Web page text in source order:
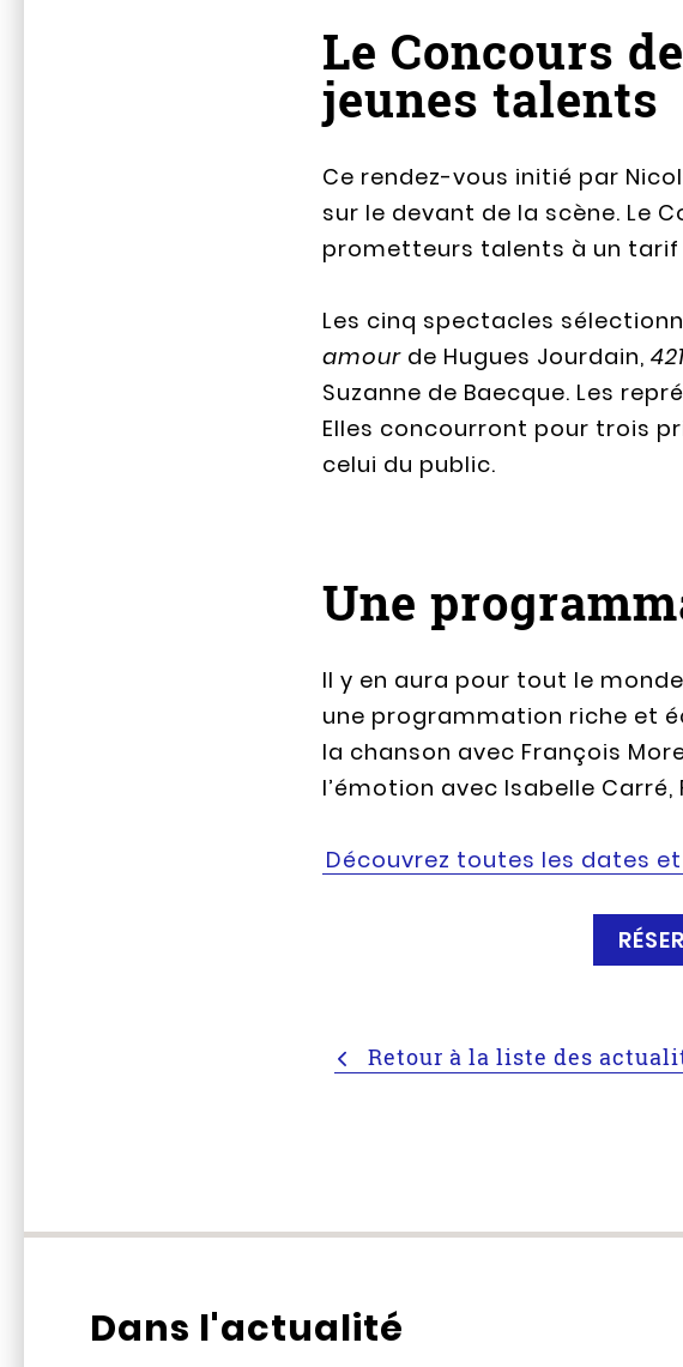
Le Concours
jeunes talents
Ce rendez-vous initié par
sur le devant de la scène. Le
prometteurs talents à un tarif
Les cinq spectacles
amourde Hugues Jourdain,
Suzanne de Baecque. Les
Elles concourront pour trois
celui du public.
Une
Il y en aura pour tout le
une programmation riche et
la chanson avec François
l’émotion avec Isabelle Carré,
Découvrez toutes les dates
Retour à la liste des
Dans l'actualité